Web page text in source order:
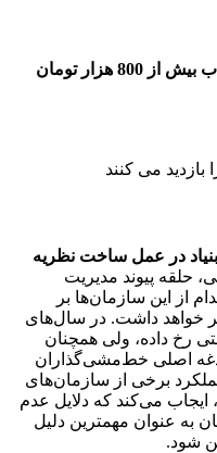
هزار تومان
می کنند
در عمل ساخت نظریه
حلقه پیوند مدیریت
از این سازمان‌ها بر
خواهد داشت. در سال‌های
رخ داده، ولی همچنان
اصلی خط‌مشی‌گذاران
برخی از سازمان‌های
می‌کند که دلایل عدم
به عنوان مهمترین دلیل
شود.